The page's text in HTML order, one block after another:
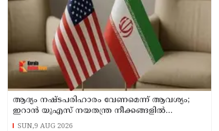
ആദ്യം നഷ്ടപരിഹാരം വേണമെന്ന് ആവശ്യം;
ഇറാന്‍ യുഎസ് നയതന്ത്ര നീക്കങ്ങളില്‍
അനിശ്ചിതത്വം
SUN,9 AUG 2026